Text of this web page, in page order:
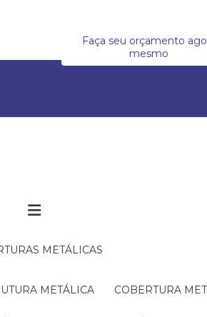
Faça seu orçamento
mesmo
METÁLICAS
METÁLICA COBERTURA